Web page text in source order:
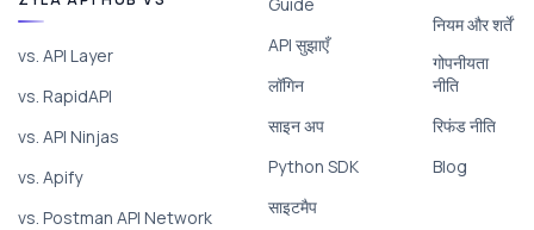
vs. API Layer
vs. RapidAPI
vs. API Ninjas
vs. Apify
vs. Postman API Network
API सुझाएँ
लॉगिन
साइन अप
Python SDK
साइटमैप
नियम और शर्तें
गोपनीयता
नीति
रिफंड नीति
Blog